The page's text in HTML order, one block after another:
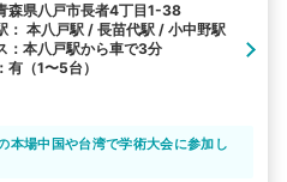
森県八戸市長者4丁目1-38
： 本八戸駅 / 長苗代駅 / 小中野駅
：本八戸駅から車で3分
有（1〜5台）
本場中国や台湾で学術大会に参加し